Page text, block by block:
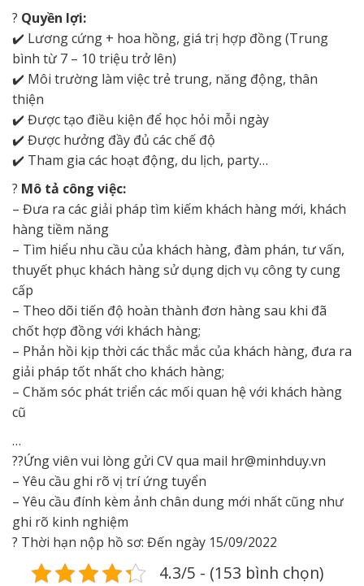
? Quyền lợi:
✔️ Lương cứng + hoa hồng, giá trị hợp đồng (Trung
bình từ 7 – 10 triệu trở lên)
✔️ Môi trường làm việc trẻ trung, năng động, thân
thiện
✔️ Được tạo điều kiện để học hỏi mỗi ngày
✔️ Được hưởng đầy đủ các chế độ
✔️ Tham gia các hoạt động, du lịch, party…
? Mô tả công việc:
– Đưa ra các giải pháp tìm kiếm khách hàng mới, khách
hàng tiềm năng
– Tìm hiểu nhu cầu của khách hàng, đàm phán, tư vấn,
thuyết phục khách hàng sử dụng dịch vụ công ty cung
cấp
– Theo dõi tiến độ hoàn thành đơn hàng sau khi đã
chốt hợp đồng với khách hàng;
– Phản hồi kịp thời các thắc mắc của khách hàng, đưa ra
giải pháp tốt nhất cho khách hàng;
– Chăm sóc phát triển các mối quan hệ với khách hàng
cũ
…
??Ứng viên vui lòng gửi CV qua mail hr@minhduy.vn
– Yêu cầu ghi rõ vị trí ứng tuyển
– Yêu cầu đính kèm ảnh chân dung mới nhất cũng như
ghi rõ kinh nghiệm
? Thời hạn nộp hồ sơ: Đến ngày 15/09/2022
4.3/5 - (153 bình chọn)